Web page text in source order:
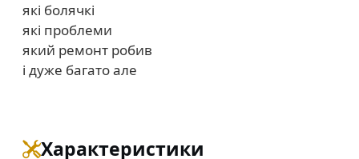
які болячкі
які проблеми
який ремонт робив
і дуже багато але
Характеристики